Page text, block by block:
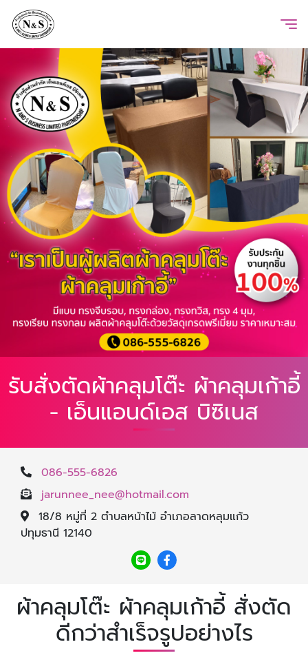
รับสั่งตัดผ้าคลุมโต๊ะ ผ้าคลุมเก้าอี้
- เอ็นแอนด์เอส บิซิเนส
086-555-6826
jarunnee_nee@hotmail.com
18/8 หมู่ที่ 2 ตำบลหน้าไม้ อำเภอลาดหลุมแก้ว
ปทุมธานี 12140
ผ้าคลุมโต๊ะ ผ้าคลุมเก้าอี้ สั่งตัด
ดีกว่าสำเร็จรูปอย่างไร